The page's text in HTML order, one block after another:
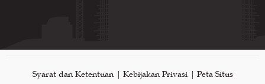
Syarat dan Ketentuan | Kebijakan Privasi | Peta Situs